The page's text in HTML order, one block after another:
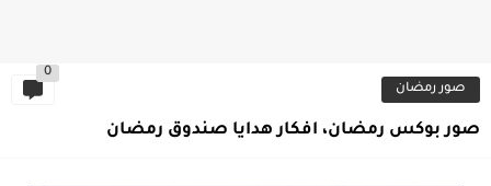
صور رمضان
0
صور بوكس رمضان، افكار هدايا صندوق رمضان